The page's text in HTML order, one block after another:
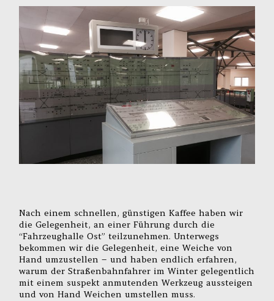
Nach einem schnellen, günstigen Kaffee haben wir
die Gelegenheit, an einer Führung durch die
“Fahrzeughalle Ost” teilzunehmen. Unterwegs
bekommen wir die Gelegenheit, eine Weiche von
Hand umzustellen – und haben endlich erfahren,
warum der Straßenbahnfahrer im Winter gelegentlich
mit einem suspekt anmutenden Werkzeug aussteigen
und von Hand Weichen umstellen muss.